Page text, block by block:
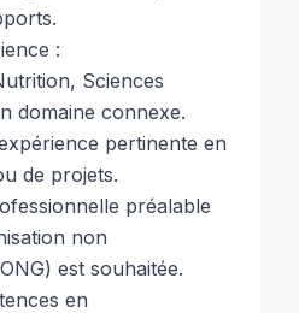
:
Sciences
domaine connexe.
pertinente en
de projets.
préalable
non
est souhaitée.
en